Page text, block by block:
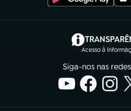
Acesso à
Siga-nos nas